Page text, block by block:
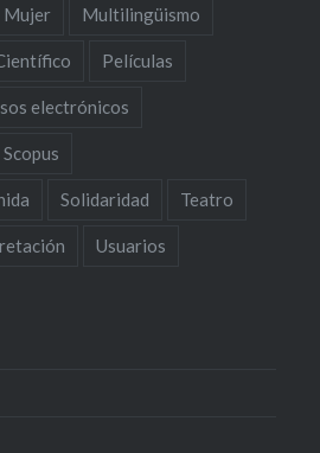
Mujer Multilingüismo
Películas
electrónicos
Scopus
Solidaridad Teatro
Usuarios